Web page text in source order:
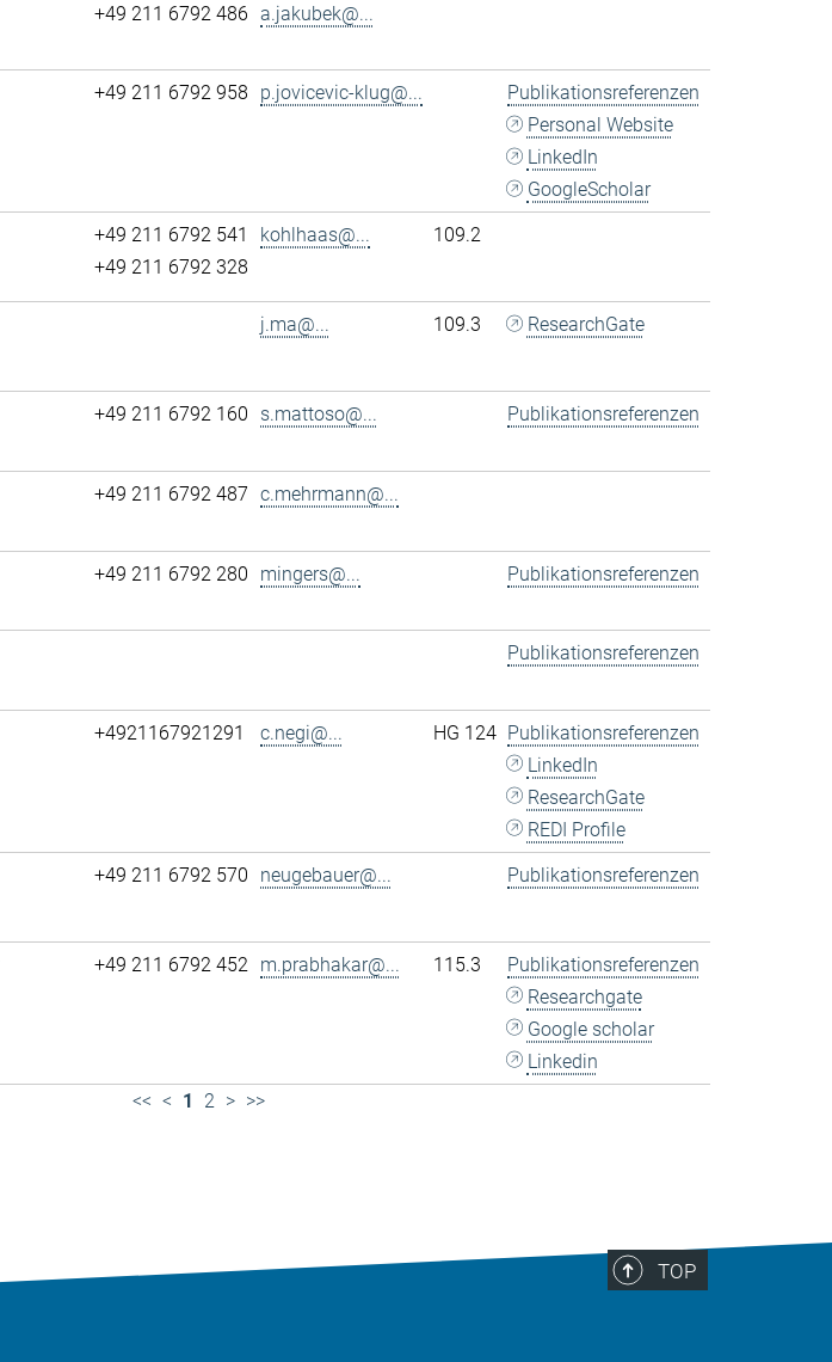
+49 211 6792 486 a.jakubek@...
+49 211 6792 958 p.jovicevic-klug@...
Publikationsreferenzen
Personal Website
LinkedIn
GoogleScholar
+49 211 6792 541
+49 211 6792 328
kohlhaas@... 109.2
j.ma@... 109.3 ResearchGate
+49 211 6792 160 s.mattoso@... Publikationsreferenzen
+49 211 6792 487 c.mehrmann@...
+49 211 6792 280 mingers@... Publikationsreferenzen
Publikationsreferenzen
+4921167921291 c.negi@... HG 124 Publikationsreferenzen
LinkedIn
ResearchGate
REDI Profile
+49 211 6792 570 neugebauer@... Publikationsreferenzen
+49 211 6792 452 m.prabhakar@... 115.3
Publikationsreferenzen
Researchgate
Google scholar
Linkedin
<< < 1 2 > >>
TOP